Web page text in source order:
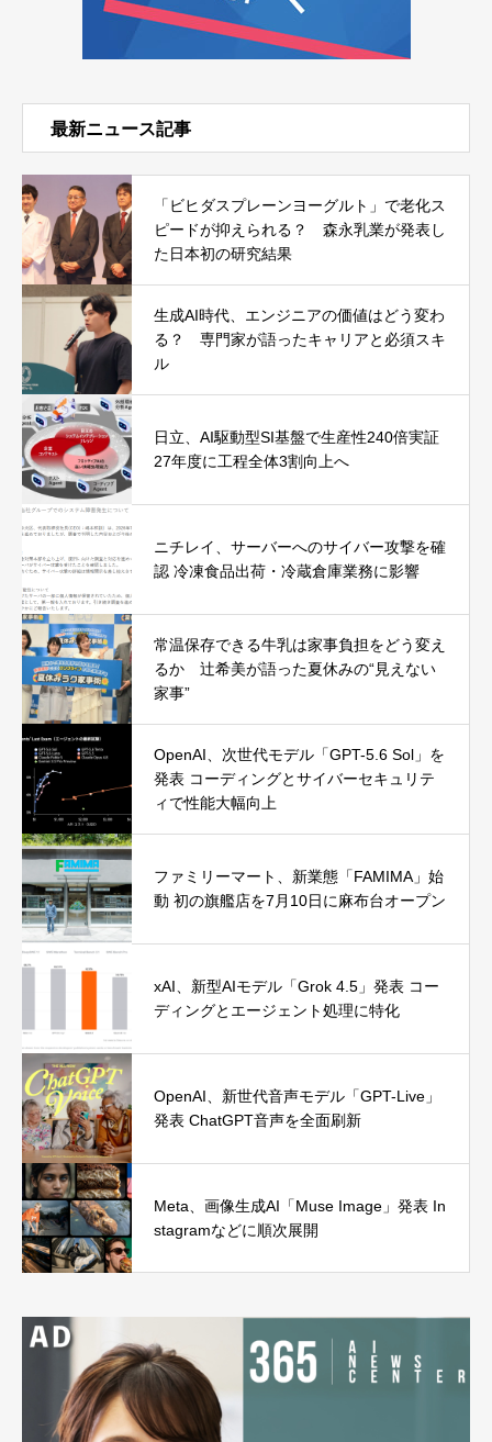
最新ニュース記事
「ビヒダスプレーンヨーグルト」で老化ス
ピードが抑えられる？ 森永乳業が発表し
た日本初の研究結果
生成AI時代、エンジニアの価値はどう変わ
る？ 専門家が語ったキャリアと必須スキ
ル
日立、AI駆動型SI基盤で生産性240倍実証
27年度に工程全体3割向上へ
ニチレイ、サーバーへのサイバー攻撃を確
認 冷凍食品出荷・冷蔵倉庫業務に影響
常温保存できる牛乳は家事負担をどう変え
るか 辻希美が語った夏休みの“見えない
家事”
OpenAI、次世代モデル「GPT-5.6 Sol」を
発表 コーディングとサイバーセキュリテ
ィで性能大幅向上
ファミリーマート、新業態「FAMIMA」始
動 初の旗艦店を7月10日に麻布台オープン
xAI、新型AIモデル「Grok 4.5」発表 コー
ディングとエージェント処理に特化
OpenAI、新世代音声モデル「GPT-Live」
発表 ChatGPT音声を全面刷新
Meta、画像生成AI「Muse Image」発表 In
stagramなどに順次展開